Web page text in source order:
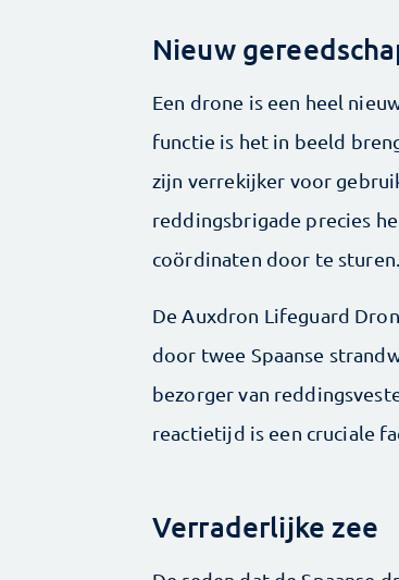
Nieuw
Een drone is een heel
functie is het in beeld
zijn verrekijker voor
reddingsbrigade precies
coördinaten door te sturen.
De Auxdron Lifeguard
door twee Spaanse
bezorger van
reactietijd is een cruciale
Verraderlijke zee